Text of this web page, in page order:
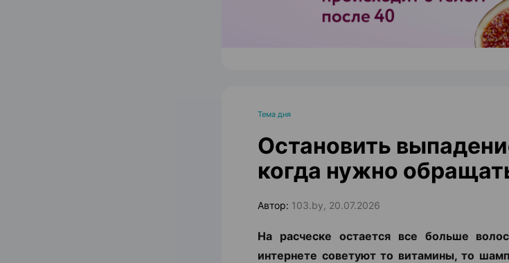
Тема дня
Остановить
когда нужно
Автор: 103.by, 20.07.2026
На расческе остается все больше
интернете советуют то витамины, то